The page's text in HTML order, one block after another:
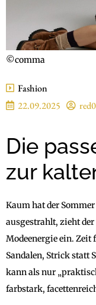
©comma
Fashion
22.09.2025
Die
zur
Kaum hat der
ausgestrahlt, zieht
Modeenergie ein. Zeit
Sandalen, Strick statt
kann als nur
farbstark,